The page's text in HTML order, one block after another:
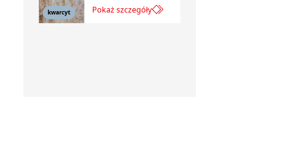
kwarcyt Pokaż szczegóły